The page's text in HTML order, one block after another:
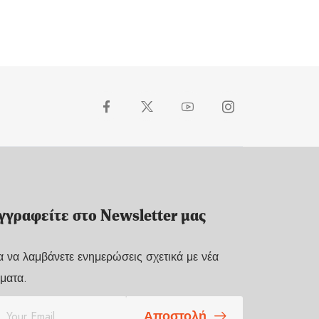
στο Newsletter μας
να λαμβάνετε ενημερώσεις σχετικά με νέα